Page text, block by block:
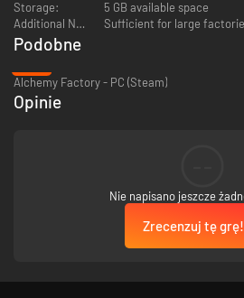
powiązany z liczbą dostarczonych modułów.
potrzebne będą coraz bardziej
wyzwanie twojej pomysłowości i
Storage:
5 GB available space
Additional Notes:
Sufficient for large
Podobne
Alchemy Factory - PC (Steam)
Opinie
Nie napisano jeszcze
Zrecenzuj tę grę!